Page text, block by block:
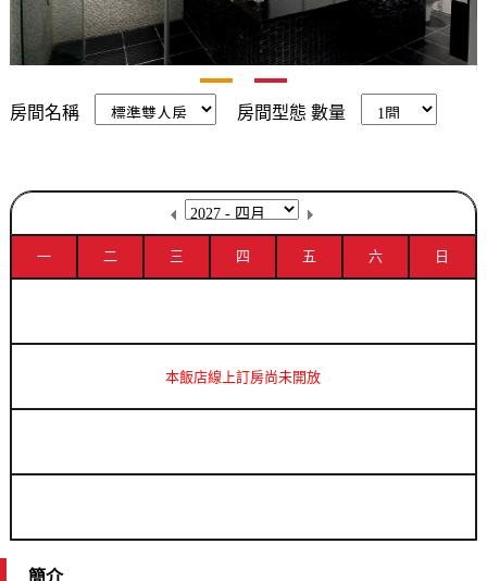
房間名稱 房間型態 數量
一 二 三 四 五 六 日
本飯店線上訂房尚未開放